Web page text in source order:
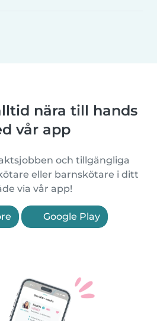
nära till hands
vår app
och tillgängliga
eller barnskötare i ditt
via vår app!
Google Play